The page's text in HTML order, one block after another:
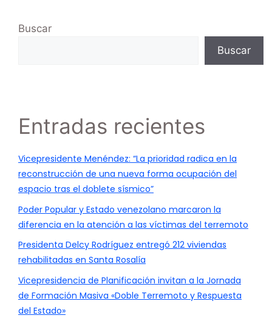
Buscar
Buscar
Entradas recientes
Vicepresidente Menéndez: “La prioridad radica en la
reconstrucción de una nueva forma ocupación del
espacio tras el doblete sísmico”
Poder Popular y Estado venezolano marcaron la
diferencia en la atención a las víctimas del terremoto
Presidenta Delcy Rodríguez entregó 212 viviendas
rehabilitadas en Santa Rosalía
Vicepresidencia de Planificación invitan a la Jornada
de Formación Masiva «Doble Terremoto y Respuesta
del Estado»